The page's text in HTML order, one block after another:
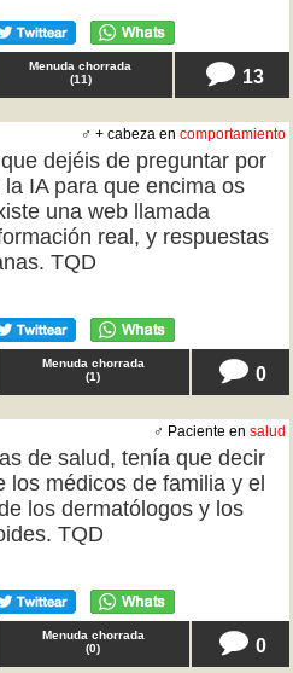
Menuda chorrada
(11) 13
♂ + cabeza en comportamiento
dejéis de preguntar por
IA para que encima os
una web llamada
real, y respuestas
TQD
Menuda chorrada
(1) 0
♂ Paciente en salud
de salud, tenía que decir
los médicos de familia y el
los dermatólogos y los
TQD
Menuda chorrada
(0) 0